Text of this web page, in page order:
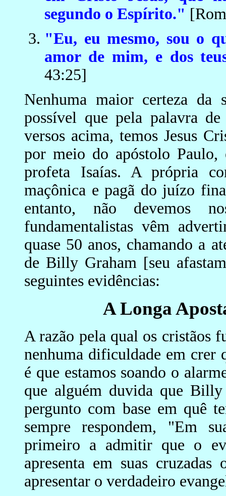
segundo o Espírito."
"Eu, eu mesmo, sou o
amor de mim, e dos
43:25]
Nenhuma maior certeza da
possível que pela palavra
versos acima, temos Jesus
por meio do apóstolo
profeta Isaías. A própria
maçônica e pagã do juízo
entanto, não devemos
fundamentalistas vêm
quase 50 anos, chamando a
de Billy Graham [seu
seguintes evidências:
A Longa
A razão pela qual os cristãos
nenhuma dificuldade em crer
é que estamos soando o
que alguém duvida que
pergunto com base em quê
sempre respondem, "Em
primeiro a admitir que o
apresenta em suas
apresentar o verdadeiro